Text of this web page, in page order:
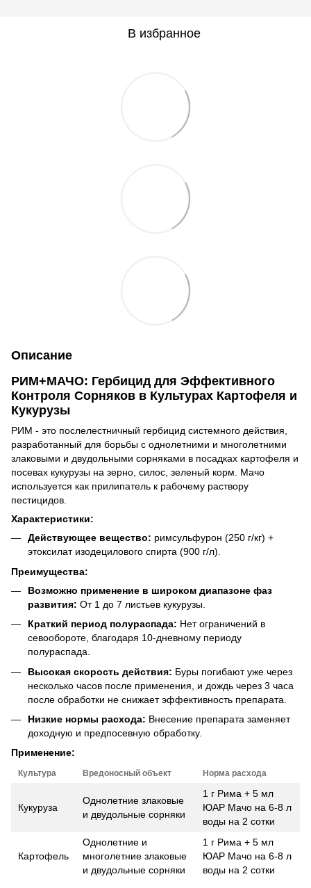
В избранное
Описание
РИМ+МАЧО: Гербицид для Эффективного
Контроля Сорняков в Культурах Картофеля и
Кукурузы
РИМ - это послелестничный гербицид системного действия,
разработанный для борьбы с однолетними и многолетними
злаковыми и двудольными сорняками в посадках картофеля и
посевах кукурузы на зерно, силос, зеленый корм. Мачо
используется как прилипатель к рабочему раствору
пестицидов.
Характеристики:
Действующее вещество: римсульфурон (250 г/кг) +
этоксилат изодецилового спирта (900 г/л).
Преимущества:
Возможно применение в широком диапазоне фаз
развития: От 1 до 7 листьев кукурузы.
Краткий период полураспада: Нет ограничений в
севообороте, благодаря 10-дневному периоду
полураспада.
Высокая скорость действия: Буры погибают уже через
несколько часов после применения, и дождь через 3 часа
после обработки не снижает эффективность препарата.
Низкие нормы расхода: Внесение препарата заменяет
доходную и предпосевную обработку.
Применение:
Культура Вредоносный объект Норма расхода
Кукуруза
Однолетние злаковые
и двудольные сорняки
1 г Рима + 5 мл
ЮАР Мачо на 6-8 л
воды на 2 сотки
Картофель
Однолетние и
многолетние злаковые
и двудольные сорняки
1 г Рима + 5 мл
ЮАР Мачо на 6-8 л
воды на 2 сотки